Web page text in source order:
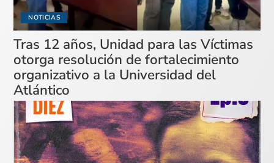
NOTICIAS
Tras 12 años, Unidad para las Víctimas
otorga resolución de fortalecimiento
organizativo a la Universidad del
Atlántico